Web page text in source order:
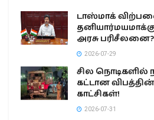
டாஸ்மாக்
அரசு பரிசீலனை?
2026-07-29
சில நொடிகளில்
கட்டான விபத்தின்
காட்சிகள்!
2026-07-31